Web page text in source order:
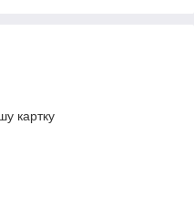
картку